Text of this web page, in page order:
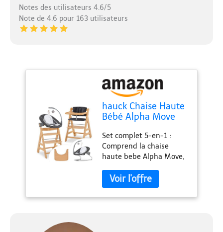
Notes des utilisateurs 4.6/5
Note de 4.6 pour 163 utilisateurs
hauck Chaise Haute
Bébé Alpha Move
Nouveau-né Deluxe
- Natural
Set complet 5-en-1 :
Comprend la chaise
haute bebe Alpha Move,
avec arche de jeu, une
tablette repas spacieuse,
un coussin d’assise